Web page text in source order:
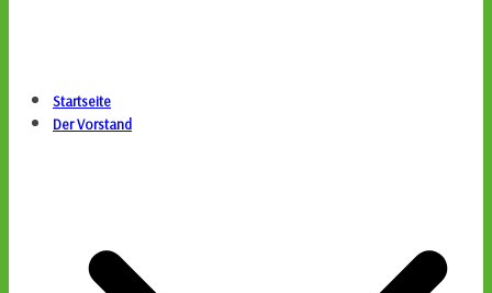
Startseite
Der Vorstand